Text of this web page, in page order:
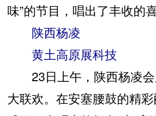
味”的节目，唱出了丰收的喜
陕西杨凌
黄土高原展科技
23日上午，陕西杨凌会
大联欢。在安塞腰鼓的精